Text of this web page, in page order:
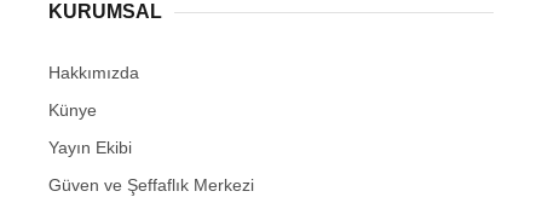
KURUMSAL
Hakkımızda
Künye
Yayın Ekibi
Güven ve Şeffaflık Merkezi